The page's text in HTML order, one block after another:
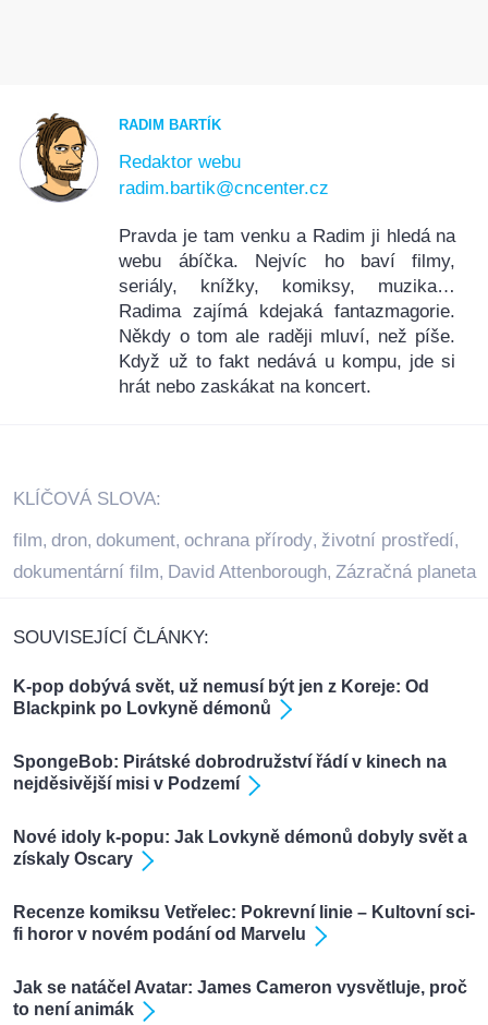
RADIM BARTÍK
Redaktor webu
radim.bartik@cncenter.cz
Pravda je tam venku a Radim ji hledá na
webu ábíčka. Nejvíc ho baví filmy,
seriály, knížky, komiksy, muzika…
Radima zajímá kdejaká fantazmagorie.
Někdy o tom ale raději mluví, než píše.
Když už to fakt nedává u kompu, jde si
hrát nebo zaskákat na koncert.
KLÍČOVÁ SLOVA:
film, dron, dokument, ochrana přírody, životní prostředí,
dokumentární film, David Attenborough, Zázračná planeta
SOUVISEJÍCÍ ČLÁNKY:
K-pop dobývá svět, už nemusí být jen z Koreje: Od
Blackpink po Lovkyně démonů
SpongeBob: Pirátské dobrodružství řádí v kinech na
nejděsivější misi v Podzemí
Nové idoly k-popu: Jak Lovkyně démonů dobyly svět a
získaly Oscary
Recenze komiksu Vetřelec: Pokrevní linie – Kultovní sci-
fi horor v novém podání od Marvelu
Jak se natáčel Avatar: James Cameron vysvětluje, proč
to není animák